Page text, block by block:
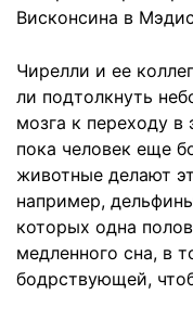
Висконсина в
Чирелли и ее
ли подтолкнуть
мозга к переходу в
пока человек еще
животные делают
например,
которых одна
медленного сна, в
бодрствующей,